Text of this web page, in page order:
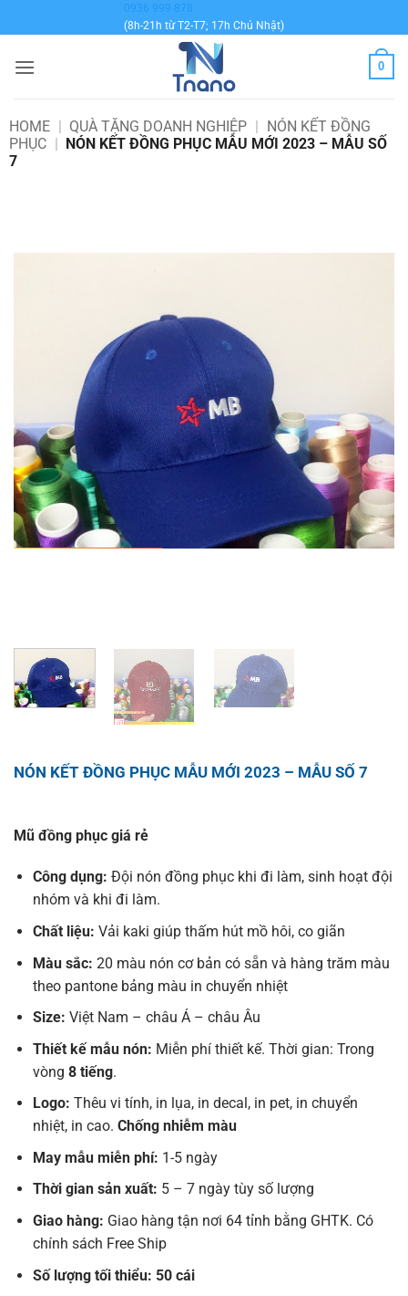
qua
dung
0936 999 878
(8h-21h từ T2-T7; 17h Chủ Nhật)
0
HOME | QUÀ TẶNG DOANH NGHIỆP | NÓN KẾT ĐỒNG
PHỤC | NÓN KẾT ĐỒNG PHỤC MẪU MỚI 2023 – MẪU SỐ
7
NÓN KẾT ĐỒNG PHỤC MẪU MỚI 2023 – MẪU SỐ 7
Mũ đồng phục giá rẻ
Công dụng: Đội nón đồng phục khi đi làm, sinh hoạt đội
nhóm và khi đi làm.
Chất liệu: Vải kaki giúp thấm hút mồ hôi, co giãn
Màu sắc: 20 màu nón cơ bản có sẵn và hàng trăm màu
theo pantone bảng màu in chuyển nhiệt
Size: Việt Nam – châu Á – châu Âu
Thiết kế mẫu nón: Miễn phí thiết kế. Thời gian: Trong
vòng 8 tiếng.
Logo: Thêu vi tính, in lụa, in decal, in pet, in chuyển
nhiệt, in cao. Chống nhiễm màu
May mẫu miễn phí: 1-5 ngày
Thời gian sản xuất: 5 – 7 ngày tùy số lượng
Giao hàng: Giao hàng tận nơi 64 tỉnh bằng GHTK. Có
chính sách Free Ship
Số lượng tối thiểu: 50 cái